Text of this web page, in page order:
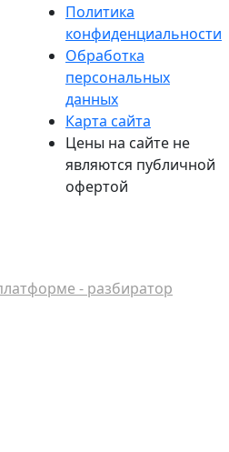
Политика
конфиденциальности
Обработка
персональных
данных
Карта сайта
Цены на сайте не
являются публичной
офертой
- разбиратор